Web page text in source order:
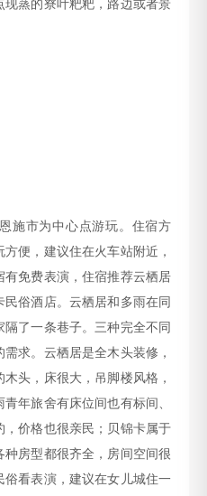
蒸的寮叶粑粑，路边或者景
施市为中心点游玩。住宿方
便，建议住在火车站附近，
免费表演，住宿推荐云栖居
俗酒店。云栖居和多雨在同
了一条巷子。三种完全不同
求。云栖居是全木头装修，
头，床很大，吊脚楼风格，
年旅舍有床位间也有标间、
价格也很亲民；贝锦卡属于
房型都很齐全，房间空间很
看表演，建议在女儿城住一